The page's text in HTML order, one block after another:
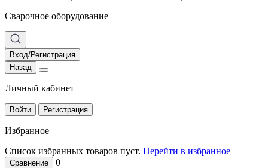
Сварочное оборудование|
Вход/Регистрация
Назад
Личный кабинет
Войти Регистрация
Избранное
Список избранных товаров пуст. Перейти в избранное
Сравнение 0